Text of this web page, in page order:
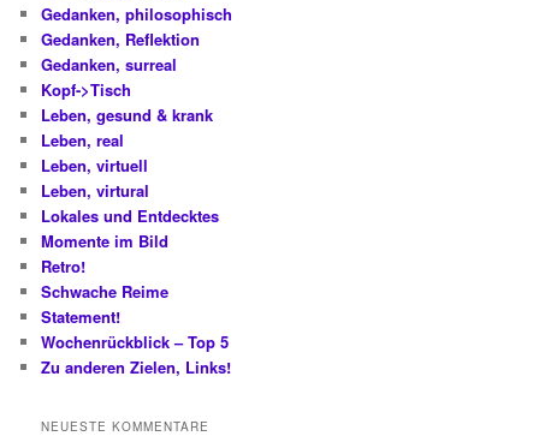
Gedanken, philosophisch
Gedanken, Reflektion
Gedanken, surreal
Kopf->Tisch
Leben, gesund & krank
Leben, real
Leben, virtuell
Leben, virtural
Lokales und Entdecktes
Momente im Bild
Retro!
Schwache Reime
Statement!
Wochenrückblick – Top 5
Zu anderen Zielen, Links!
NEUESTE KOMMENTARE